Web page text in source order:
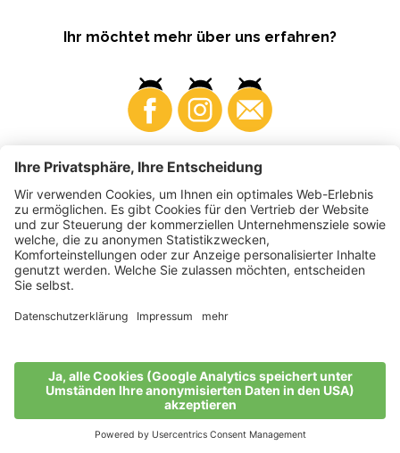
Ihr möchtet mehr über uns erfahren?
Business Produzenten
2026
VI.P Gen. landw. Gesellschaft
Impressum • Cookie-Einstellungen Datenschutz
•
Barrierefreiheitserklärung•Sitemap
produced by